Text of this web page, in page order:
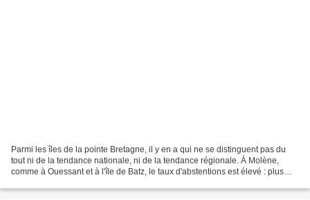
Parmi les îles de la pointe Bretagne, il y en a qui ne se distinguent pas du
tout ni de la tendance nationale, ni de la tendance régionale. À Molène,
comme à Ouessant et à l'île de Batz, le taux d'abstentions est élevé : plus